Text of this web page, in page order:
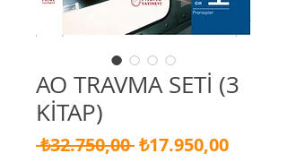
AO TRAVMA SETİ (3
KİTAP)
₺32.750,00 Normal
₺17.950,00